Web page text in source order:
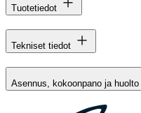
Tuotetiedot
Tekniset tiedot
Asennus, kokoonpano ja huolto